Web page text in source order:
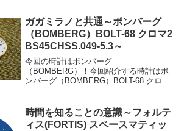
で、少しずつ慣れてきまして、目にした
時計ブラン...
ガガミラノと共通～ボンバーグ
（BOMBERG）BOLT-68 クロマ2
BS45CHSS.049-5.3～
今回の時計はボンバーグ
（BOMBERG）！今回紹介する時計はボ
ンバーグ（BOMBERG）BOLT-68 クロマ
変わっています。タイトルにも書きまし
たが...
時間を知ることの意識～フォルテ
ィス(FORTIS) スペースマティッ